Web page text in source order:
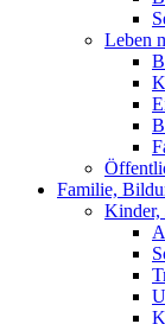
Leben
Familie,
Kinder,